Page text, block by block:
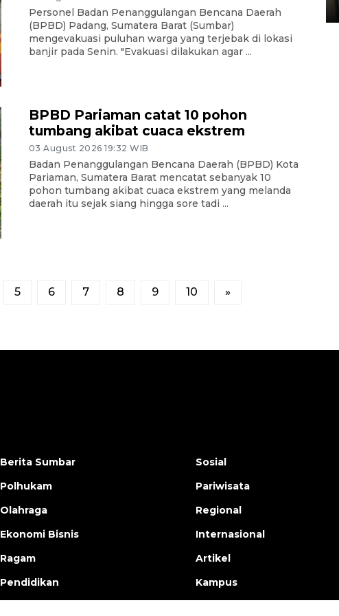
Personel Badan Penanggulangan Bencana Daerah
(BPBD) Padang, Sumatera Barat (Sumbar)
mengevakuasi puluhan warga yang terjebak di lokasi
banjir pada Senin. "Evakuasi dilakukan agar ...
BPBD Pariaman catat 10 pohon
tumbang akibat cuaca ekstrem
03 August 2026 19:32 WIB
Badan Penanggulangan Bencana Daerah (BPBD) Kota
Pariaman, Sumatera Barat mencatat sebanyak 10
pohon tumbang akibat cuaca ekstrem yang melanda
daerah itu sejak siang hingga sore tadi ...
5 6 7 8 9 10 »
Berita Sumbar
Polhukam
Olahraga
Ekonomi Bisnis
Ragam
Pendidikan
Sosial
Pariwisata
Regional
Internasional
Artikel
Kampus